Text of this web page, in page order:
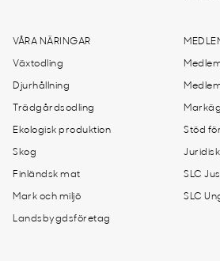
VÅRA NÄRINGAR
Växtodling
Djurhållning
Trädgårdsodling
Ekologisk produktion
Skog
Finländsk mat
Mark och miljö
Landsbygdsföretag
Stöd
SLC
SLC